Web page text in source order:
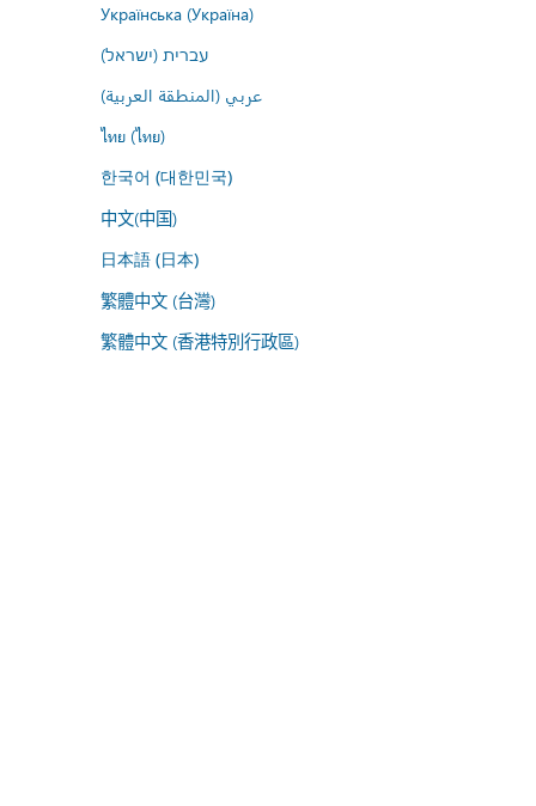
Українська (Україна)
עברית (ישראל)
عربي (المنطقة العربية)
ไทย (ไทย)
한국어 (대한민국)
中文(中国)
日本語 (日本)
繁體中文 (台灣)
繁體中文 (香港特別行政區)